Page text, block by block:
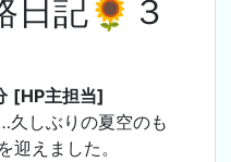
日記🌻３
[HP主担当]
久しぶりの夏空のも
迎えました。